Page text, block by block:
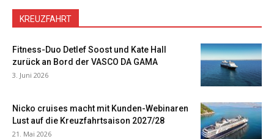
KREUZFAHRT
Fitness-Duo Detlef Soost und Kate Hall
zurück an Bord der VASCO DA GAMA
3. Juni 2026
Nicko cruises macht mit Kunden-Webinaren
Lust auf die Kreuzfahrtsaison 2027/28
21. Mai 2026